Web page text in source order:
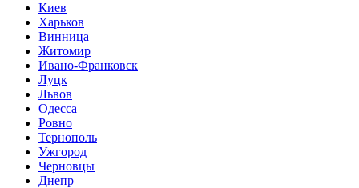
Киев
Харьков
Винница
Житомир
Ивано-Франковск
Луцк
Львов
Одесса
Ровно
Тернополь
Ужгород
Черновцы
Днепр